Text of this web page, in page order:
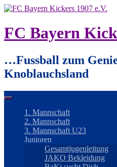
Springe
Inhalt
FC Bayern
…Fussball zum
Knoblauchsland
1. Mannschaft
2. Mannschaft
3. Mannschaft U23
Junioren
Gesamtjugenleitung
JAKO Bekleidung